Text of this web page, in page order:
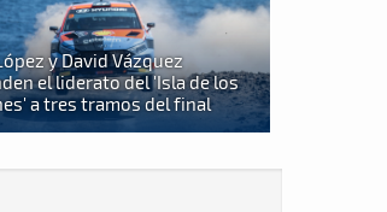
y David Vázquez
el liderato del 'Isla de los
a tres tramos del final